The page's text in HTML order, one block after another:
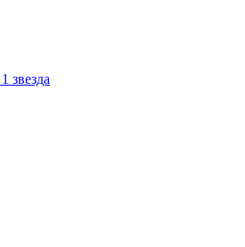
1 звезда